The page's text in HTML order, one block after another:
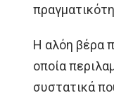
Η αλόη βέρα
οποία
συστατικά